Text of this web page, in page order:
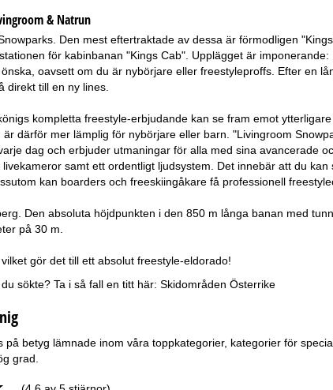
& Natrun
Den mest eftertraktade av dessa är förmodligen
för kabinbanan "Kings Cab". Upplägget är
oavsett om du är nybörjare eller freestyleproffs. Efter en
direkt till en ny lines.
kompletta freestyle-erbjudande kan se fram emot
därför mer lämplig för nybörjare eller barn. "Livingroom
dag och erbjuder utmaningar för alla med sina avancerade
samt ett ordentligt ljudsystem. Det innebär att du
kan boarders och freeskiingåkare få professionell
Den absoluta höjdpunkten i den 850 m långa banan med
på 30 m.
gör det till ett absolut freestyle-eldorado!
sökte? Ta i så fall en titt här: Skidområden Österrike
på betyg lämnade inom våra toppkategorier, kategorier för
grad.